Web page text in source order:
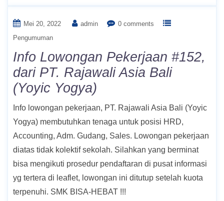
Mei 20, 2022 admin
0 comments
Pengumuman
Info Lowongan Pekerjaan #152,
dari PT. Rajawali Asia Bali
(Yoyic Yogya)
Info lowongan pekerjaan, PT. Rajawali Asia Bali (Yoyic
Yogya) membutuhkan tenaga untuk posisi HRD,
Accounting, Adm. Gudang, Sales. Lowongan pekerjaan
diatas tidak kolektif sekolah. Silahkan yang berminat
bisa mengikuti prosedur pendaftaran di pusat informasi
yg tertera di leaflet, lowongan ini ditutup setelah kuota
terpenuhi. SMK BISA-HEBAT !!!